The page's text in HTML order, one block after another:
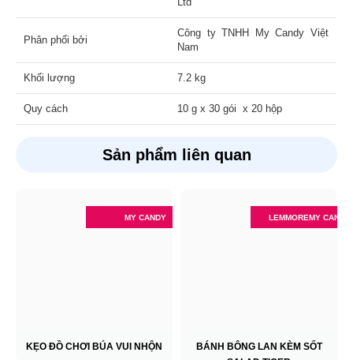
Phân phối bởi
Công ty TNHH My Candy Việt
Nam
Khối lượng 7.2 kg
Quy cách 10 g x 30 gói x 20 hộp
Sản phẩm liên quan
MY CANDY
KẸO ĐỒ CHƠI BÚA VUI NHỘN
LEMMOREMY CANDY
BÁNH BÔNG LAN KÈM SỐT